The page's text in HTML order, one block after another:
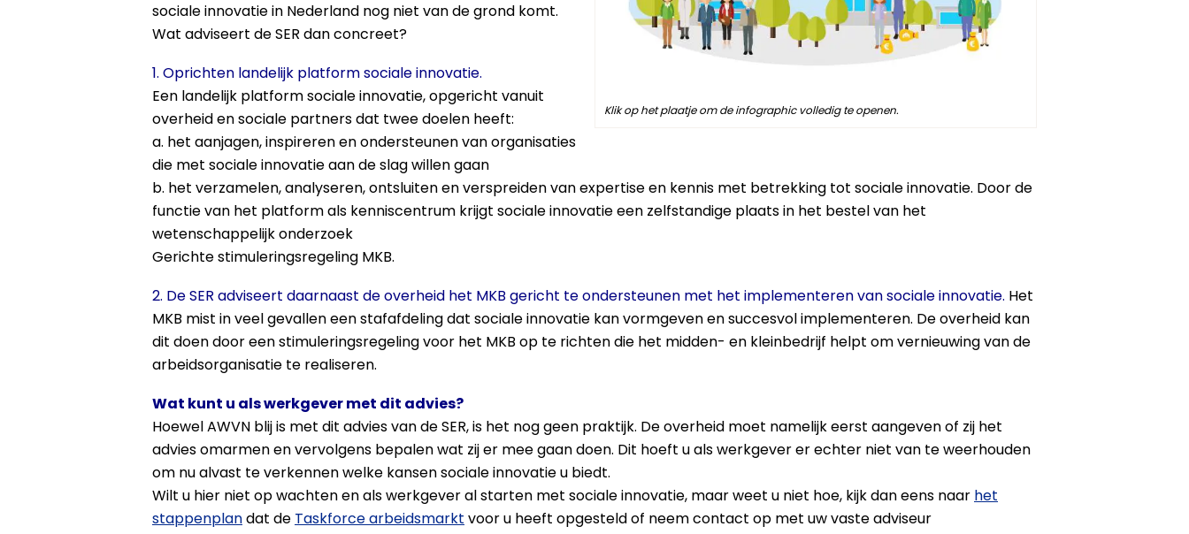
Klik op het plaatje om de infographic volledig te openen.
sociale innovatie in Nederland nog niet van de grond komt.
Wat adviseert de SER dan concreet?
1. Oprichten landelijk platform sociale innovatie.
Een landelijk platform sociale innovatie, opgericht vanuit
overheid en sociale partners dat twee doelen heeft:
a. het aanjagen, inspireren en ondersteunen van organisaties
die met sociale innovatie aan de slag willen gaan
b. het verzamelen, analyseren, ontsluiten en verspreiden van expertise en kennis met betrekking tot sociale innovatie. Door de
functie van het platform als kenniscentrum krijgt sociale innovatie een zelfstandige plaats in het bestel van het
wetenschappelijk onderzoek
Gerichte stimuleringsregeling MKB.
2. De SER adviseert daarnaast de overheid het MKB gericht te ondersteunen met het implementeren van sociale innovatie. Het
MKB mist in veel gevallen een stafafdeling dat sociale innovatie kan vormgeven en succesvol implementeren. De overheid kan
dit doen door een stimuleringsregeling voor het MKB op te richten die het midden- en kleinbedrijf helpt om vernieuwing van de
arbeidsorganisatie te realiseren.
Wat kunt u als werkgever met dit advies?
Hoewel AWVN blij is met dit advies van de SER, is het nog geen praktijk. De overheid moet namelijk eerst aangeven of zij het
advies omarmen en vervolgens bepalen wat zij er mee gaan doen. Dit hoeft u als werkgever er echter niet van te weerhouden
om nu alvast te verkennen welke kansen sociale innovatie u biedt.
Wilt u hier niet op wachten en als werkgever al starten met sociale innovatie, maar weet u niet hoe, kijk dan eens naar het
stappenplandat de Taskforce arbeidsmarkt voor u heeft opgesteld of neem contact op met uw vaste adviseur